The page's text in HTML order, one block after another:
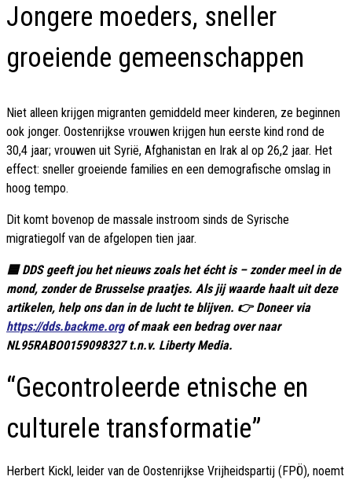
Jongere moeders, sneller
groeiende gemeenschappen
Niet alleen krijgen migranten gemiddeld meer kinderen, ze beginnen
ook jonger. Oostenrijkse vrouwen krijgen hun eerste kind rond de
30,4 jaar; vrouwen uit Syrië, Afghanistan en Irak al op 26,2 jaar. Het
effect: sneller groeiende families en een demografische omslag in
hoog tempo.
Dit komt bovenop de massale instroom sinds de Syrische
migratiegolf van de afgelopen tien jaar.
🟦 DDS geeft jou het nieuws zoals het écht is – zonder meel in de
mond, zonder de Brusselse praatjes. Als jij waarde haalt uit deze
artikelen, help ons dan in de lucht te blijven. 👉 Doneer via
https://dds.backme.orgof maak een bedrag over naar
NL95RABO0159098327 t.n.v. Liberty Media.
“Gecontroleerde etnische en
culturele transformatie”
Herbert Kickl, leider van de Oostenrijkse Vrijheidspartij (FPÖ), noemt